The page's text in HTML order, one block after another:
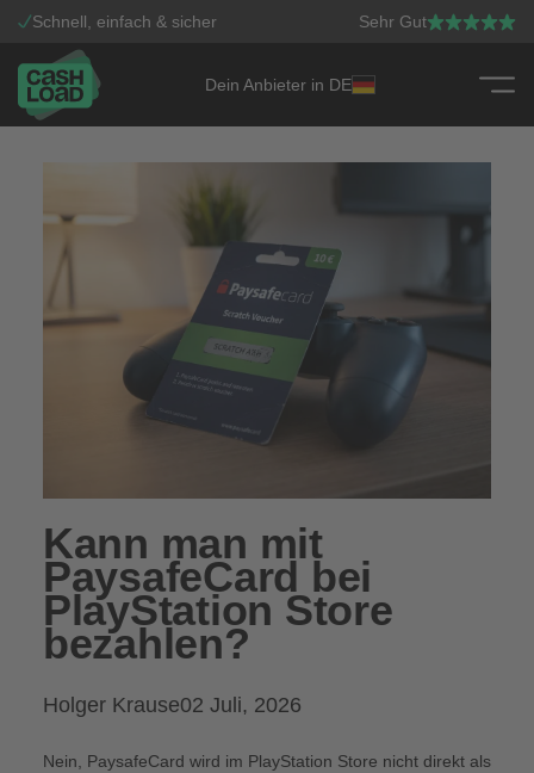
Zum Inhalt springen
Schnell, einfach & sicher Sehr Gut
Dein Anbieter in DE
Kann man mit
PaysafeCard bei
PlayStation Store
bezahlen?
Posted
Holger Krause02 Juli, 2026
Nein, PaysafeCard wird im PlayStation Store nicht direkt als